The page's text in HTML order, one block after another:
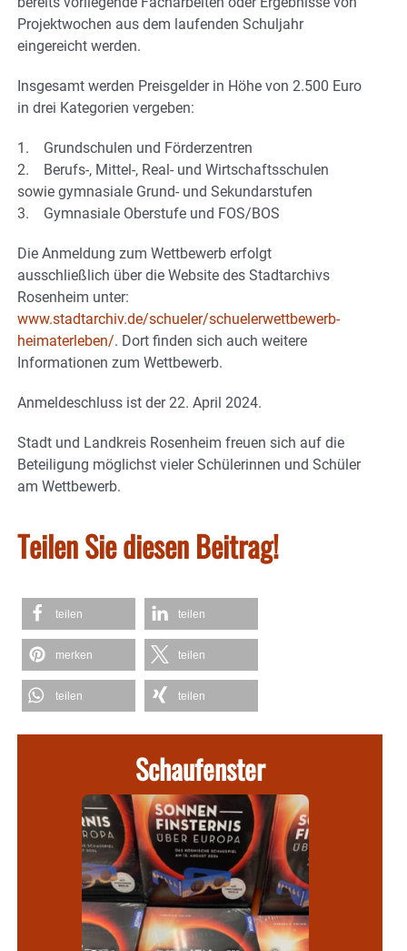
Projektwochen aus dem laufenden Schuljahr
eingereicht werden.
Insgesamt werden Preisgelder in Höhe von 2.500 Euro
in drei Kategorien vergeben:
1. Grundschulen und Förderzentren
2. Berufs-, Mittel-, Real- und Wirtschaftsschulen
sowie gymnasiale Grund- und Sekundarstufen
3. Gymnasiale Oberstufe und FOS/BOS
Die Anmeldung zum Wettbewerb erfolgt
ausschließlich über die Website des Stadtarchivs
Rosenheim unter:
www.stadtarchiv.de/schueler/schuelerwettbewerb-
heimaterleben/. Dort finden sich auch weitere
Informationen zum Wettbewerb.
Anmeldeschluss ist der 22. April 2024.
Stadt und Landkreis Rosenheim freuen sich auf die
Beteiligung möglichst vieler Schülerinnen und Schüler
am Wettbewerb.
Teilen Sie diesen Beitrag!
teilen teilen
merken teilen
teilen teilen
Schaufenster